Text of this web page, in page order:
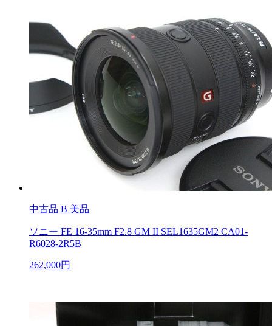
中古品 B 美品
ソニー FE 16-35mm F2.8 GM II SEL1635GM2 CA01-
R6028-2R5B
262,000円